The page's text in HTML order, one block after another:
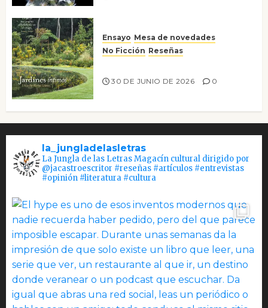
Ensayo Mesa de novedades
No Ficción Reseñas
30 DE JUNIO DE 2026 0
la_jungladelasletras
La Jungla de las Letras Magacín cultural dirigido por
@jacastroescritor #reseñas #artículos #entrevistas
#opinión #literatura #cultura